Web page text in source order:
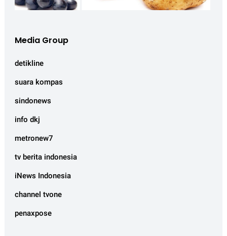
Media Group
detikline
suara kompas
sindonews
info dkj
metronew7
tv berita indonesia
iNews Indonesia
channel tvone
penaxpose